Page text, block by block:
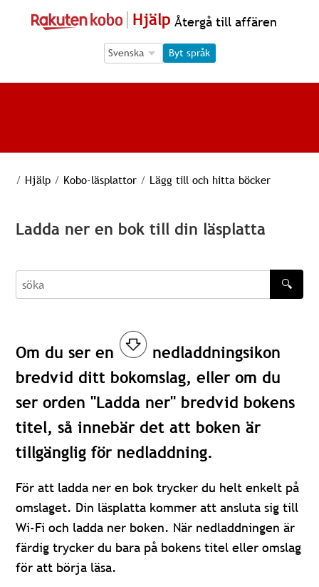
Hjälp Återgå till affären
Language Selection
Language Selection
Byt språk
/ Hjälp / Kobo-läsplattor / Lägg till och hitta böcker
Ladda ner en bok till din läsplatta
söka
🔍
Om du ser en
nedladdningsikon
bredvid ditt bokomslag, eller om du
ser orden "Ladda ner" bredvid bokens
titel, så innebär det att boken är
tillgänglig för nedladdning.
För att ladda ner en bok trycker du helt enkelt på
omslaget. Din läsplatta kommer att ansluta sig till
Wi-Fi och ladda ner boken. När nedladdningen är
färdig trycker du bara på bokens titel eller omslag
för att börja läsa.